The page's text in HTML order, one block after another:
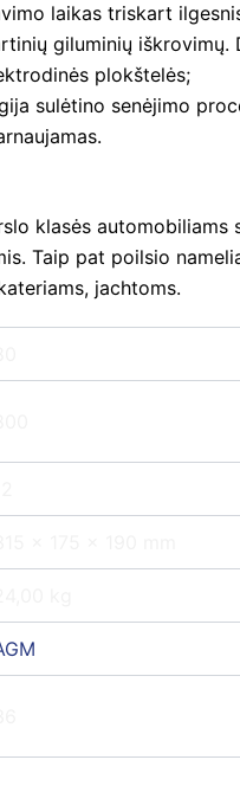
laikas triskart
giluminių
plokštelės;
sulėtino senėjimo
klasės automobiliams
Taip pat poilsio
jachtoms.